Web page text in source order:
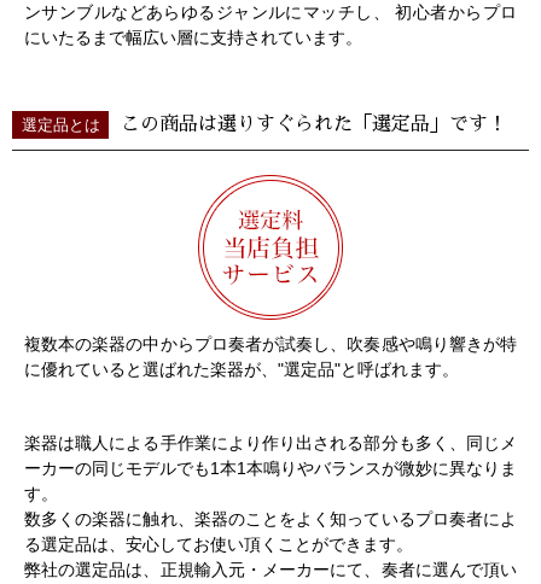
ンサンブルなどあらゆるジャンルにマッチし、 初心者からプロ
にいたるまで幅広い層に支持されています。
選定品とは この商品は選りすぐられた「選定品」です！
複数本の楽器の中からプロ奏者が試奏し、吹奏感や鳴り響きが特
に優れていると選ばれた楽器が、"選定品"と呼ばれます。
楽器は職人による手作業により作り出される部分も多く、同じメ
ーカーの同じモデルでも1本1本鳴りやバランスが微妙に異なりま
す。
数多くの楽器に触れ、楽器のことをよく知っているプロ奏者によ
る選定品は、安心してお使い頂くことができます。
弊社の選定品は、正規輸入元・メーカーにて、奏者に選んで頂い